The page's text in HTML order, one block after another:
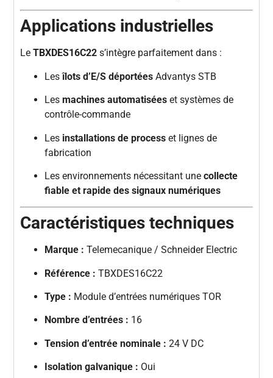
Applications industrielles
LeTBXDES16C22 s’intègre parfaitement dans :
Lesîlots d’E/S déportées Advantys STB
Lesmachines automatisées et systèmes de
contrôle-commande
Les installations de process et lignes de
fabrication
Les environnements nécessitant unecollecte
fiable et rapide des signaux numériques
Caractéristiques techniques
Marque : Telemecanique / Schneider Electric
Référence : TBXDES16C22
Type : Module d’entrées numériques TOR
Nombre d’entrées : 16
Tension d’entrée nominale : 24 V DC
Isolation galvanique : Oui